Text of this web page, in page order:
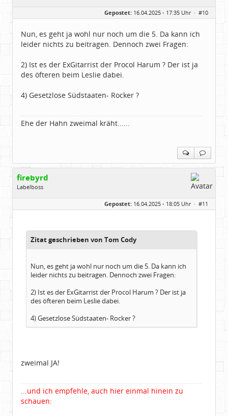
Alter:
70
Dabei seit:
11 / 2006
Gepostet: 16.04.2025 - 17:35 Uhr · #10
Nun, es geht ja wohl nur noch um die 5. Da kann ich
leider nichts zu beitragen. Dennoch zwei Fragen:
2) Ist es der ExGitarrist der Procol Harum ? Der ist ja
des öfteren beim Leslie dabei.
4) Gesetzlose Südstaaten- Rocker ?
Ehe der Hahn zweimal kräht......
firebyrd
Labelboss
Geschlecht:
keine Angabe
Hausgeburt (Ausgeburt?)
Beiträge:
48860
Gepostet: 16.04.2025 - 18:05 Uhr · #11
Zitat geschrieben von Tom Cody
Nun, es geht ja wohl nur noch um die 5. Da kann ich
leider nichts zu beitragen. Dennoch zwei Fragen:
2) Ist es der ExGitarrist der Procol Harum ? Der ist ja
des öfteren beim Leslie dabei.
4) Gesetzlose Südstaaten- Rocker ?
zweimal JA!
...und ich empfehle, auch hier einmal hinein zu
schauen: